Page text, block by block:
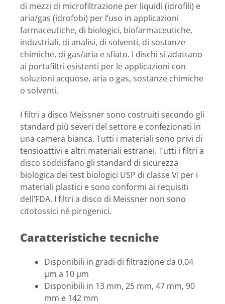
di mezzi di microfiltrazione per liquidi (idrofili) e
aria/gas (idrofobi) per l’uso in applicazioni
farmaceutiche, di biologici, biofarmaceutiche,
industriali, di analisi, di solventi, di sostanze
chimiche, di gas/aria e sfiato. I dischi si adattano
ai portafiltri esistenti per le applicazioni con
soluzioni acquose, aria o gas, sostanze chimiche
o solventi.
I filtri a disco Meissner sono costruiti secondo gli
standard più severi del settore e confezionati in
una camera bianca. Tutti i materiali sono privi di
tensioattivi e altri materiali estranei. Tutti i filtri a
disco soddisfano gli standard di sicurezza
biologica dei test biologici USP di classe VI per i
materiali plastici e sono conformi ai requisiti
dell’FDA. I filtri a disco di Meissner non sono
citotossici né pirogenici.
Caratteristiche tecniche
Disponibili in gradi di filtrazione da 0,04
µm a 10 µm
Disponibili in 13 mm, 25 mm, 47 mm, 90
mm e 142 mm